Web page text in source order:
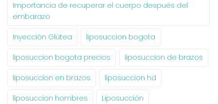
Importancia de recuperar el cuerpo después del
embarazo
Inyección Glútea liposuccion bogota
liposuccion bogota precios liposuccion de brazos
liposuccion en brazos liposuccion hd
liposuccion hombres Liposucción